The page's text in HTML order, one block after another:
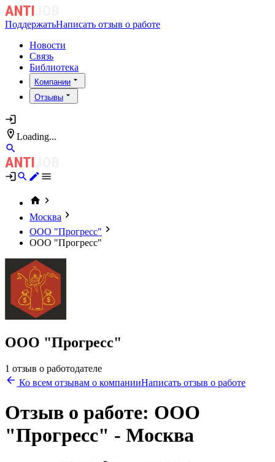
ПоддержатьНаписать отзыв о работе
Новости
Связь
Библиотека
Компании
Отзывы
Loading...
Москва
ООО "Прогресс"
ООО "Прогресс"
ООО "Прогресс"
1 отзыв о работодателе
Ко всем отзывам о компанииНаписать отзыв о работе
Отзыв о работе: ООО
"Прогресс" - Москва